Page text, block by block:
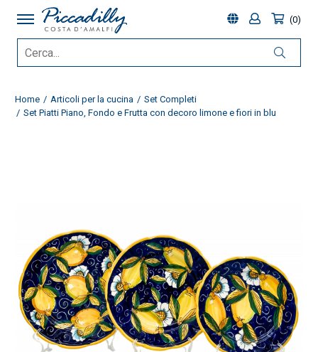
0
Home Articoli per la cucina
Set Completi
Set Piatti Piano, Fondo e Frutta con decoro limone e fiori in blu